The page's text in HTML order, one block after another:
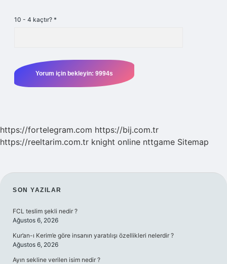
10 - 4 kaçtır? *
https://fortelegram.com https://bij.com.tr
https://reeltarim.com.tr knight online nttgame Sitemap
SIDEBAR
SON YAZILAR
FCL teslim şekli nedir ?
Ağustos 6, 2026
Kur’an-ı Kerim’e göre insanın yaratılışı özellikleri nelerdir ?
Ağustos 6, 2026
Ayın sekline verilen isim nedir ?